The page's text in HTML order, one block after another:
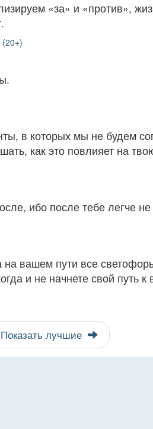
«за» и «против»,
(20+)
в которых мы не будем
как это повлияет на
ибо после тебе легче не
на вашем пути все
и не начнете свой путь
Показать лучшие